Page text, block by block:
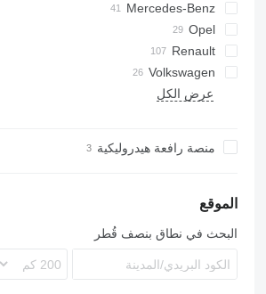
Transit
Daily
ELF
M-Series
TGE
Deliver
Mercedes-Benz
Sprinter
Canter
Canter
Atlas
Cabstar
Interstar
Opel
Movano
Boxer
Renault
K-series
Mascott
Premium
R-series
Dyna
Proace
Volkswagen
Crafter
عرض الكل
منصة رافعة هيدروليكية
الموقع
البحث في نطاق بنصف قُطر